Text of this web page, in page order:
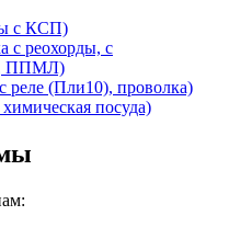
с КСП)
реохорды, с
ППМЛ)
(Пли10), проволка)
посуда)